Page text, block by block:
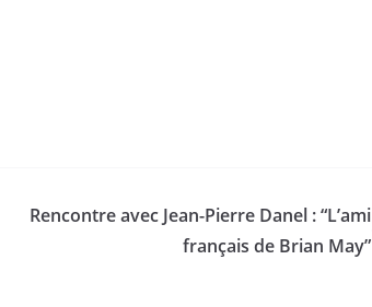
Rencontre avec Jean-Pierre Danel : “L’ami
français de Brian May”